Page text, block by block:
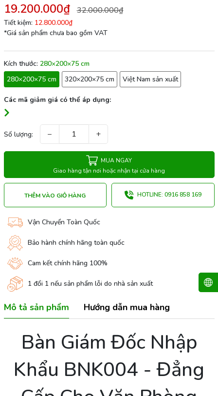
19.200.000₫ 32.000.000₫
Tiết kiệm: 12.800.000₫
*Giá sản phẩm chưa bao gồm VAT
Kích thước: 280×200×75 cm
280×200×75 cm
320×200×75 cm Việt Nam sản xuất
Các mã giảm giá có thể áp dụng:
Số lượng: − +
MUA NGAY
Giao hàng tận nơi hoặc nhận tại cửa hàng
THÊM VÀO GIỎ HÀNG HOTLINE: 0916 858 169
Vận Chuyển Toàn Quốc
Bảo hành chính hãng toàn quốc
Cam kết chính hãng 100%
1 đổi 1 nếu sản phẩm lỗi do nhà sản xuất
Mô tả sản phẩm Hướng dẫn mua hàng
Bàn Giám Đốc Nhập
Khẩu BNK004 - Đẳng